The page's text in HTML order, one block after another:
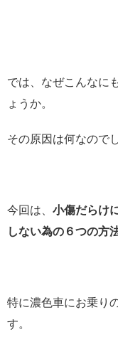
では、なぜこんなに
ょうか。
その原因は何なので
今回は、 小傷だらけ
しない為の６つの方
特に濃色車にお乗り
す。